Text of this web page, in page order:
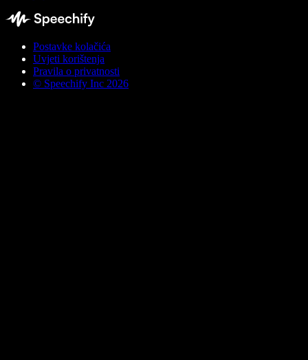
Postavke kolačića
Uvjeti korištenja
Pravila o privatnosti
© Speechify Inc 2026